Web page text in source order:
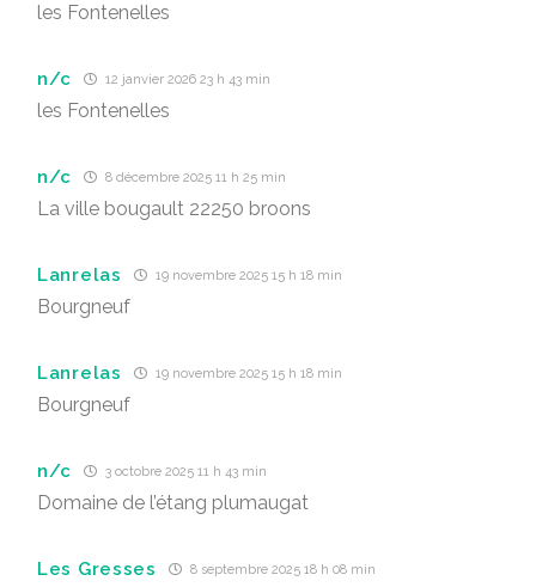
les Fontenelles
n/c 12 janvier 2026 23 h 43 min
les Fontenelles
n/c 8 décembre 2025 11 h 25 min
La ville bougault 22250 broons
Lanrelas 19 novembre 2025 15 h 18 min
Bourgneuf
Lanrelas 19 novembre 2025 15 h 18 min
Bourgneuf
n/c 3 octobre 2025 11 h 43 min
Domaine de l’étang plumaugat
Les Gresses 8 septembre 2025 18 h 08 min